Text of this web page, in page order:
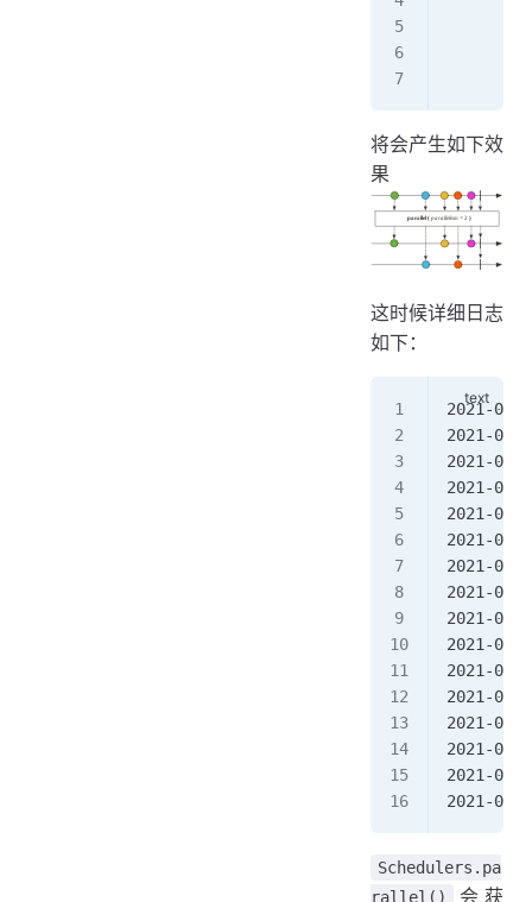
将会产生如下效
果
这时候详细日志
如下：
2021-
2021-
2021-
2021-
2021-
2021-
2021-
2021-
2021-
2021-
2021-
2021-
2021-
2021-
2021-
2021-
Schedulers.pa
rallel()
会获